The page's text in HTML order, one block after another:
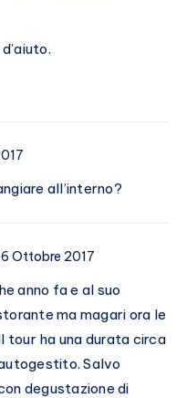
all’interno?
Ottobre 2017
anno fa e al suo
ma magari ora le
tour ha una durata circa
Salvo
degustazione di